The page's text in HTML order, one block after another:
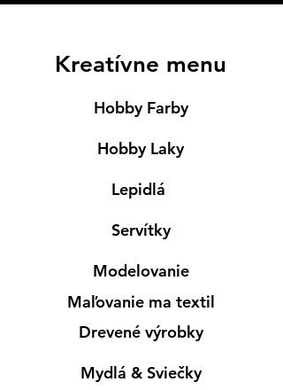
Kreatívne menu
Hobby Farby
Hobby Laky
Lepidlá
Servítky
Modelovanie
Maľovanie ma textil
Drevené výrobky
Mydlá & Sviečky